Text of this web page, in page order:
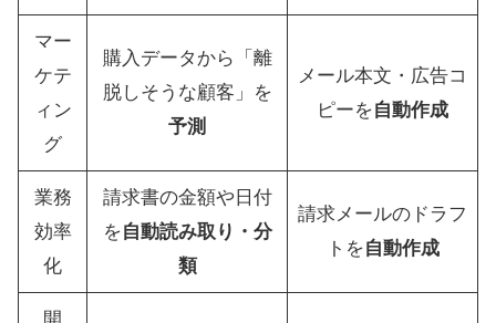
マー
ケテ
ィン
グ
購入データから「離
脱しそうな顧客」を
予測
メール本文・広告コ
ピーを自動作成
業務
効率
化
請求書の金額や日付
を自動読み取り・分
類
請求メールのドラフ
トを自動作成
開